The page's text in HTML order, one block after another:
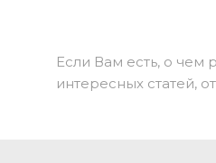
Если Вам есть, о чем
интересных статей,